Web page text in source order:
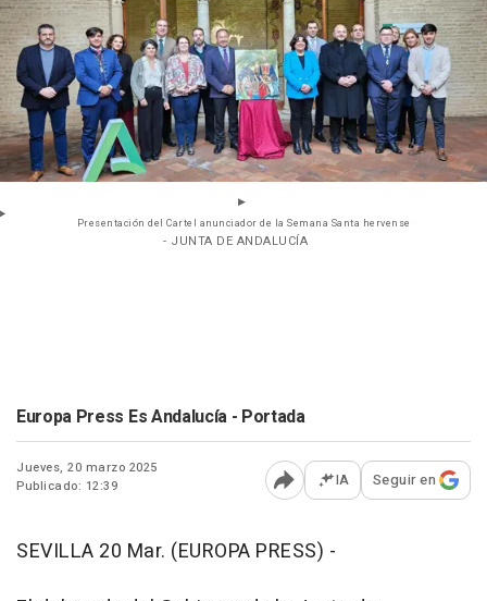
Presentación del Cartel anunciador de la Semana Santa hervense
- JUNTA DE ANDALUCÍA
Europa Press Es Andalucía - Portada
Jueves, 20 marzo 2025
Publicado: 12:39
Abrir opciones para
IA Seguir en
SEVILLA 20 Mar. (EUROPA PRESS) -